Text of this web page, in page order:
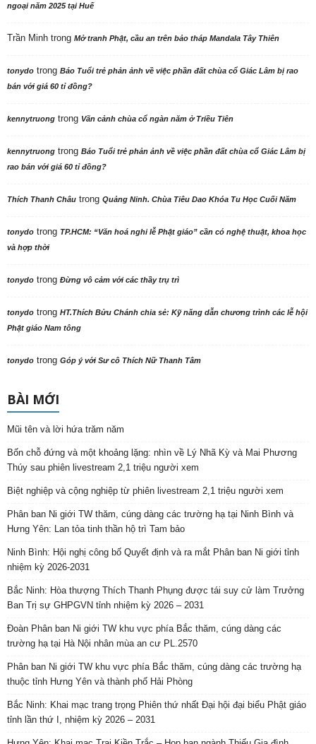
ngoại năm 2025 tại Huế
Trần Minh trong Mở tranh Phật, cầu an trên bảo tháp Mandala Tây Thiên
tonydo trong Báo Tuổi trẻ phản ảnh về việc phần đất chùa cổ Giác Lâm bị rao
bán với giá 60 tỉ đồng?
kennytruong trong Vãn cảnh chùa cổ ngàn năm ở Triều Tiên
kennytruong trong Báo Tuổi trẻ phản ảnh về việc phần đất chùa cổ Giác Lâm bị
rao bán với giá 60 tỉ đồng?
Thích Thanh Châu trong Quảng Ninh. Chùa Tiêu Dao Khóa Tu Học Cuối Năm
tonydo trong TP.HCM: “Văn hoá nghi lễ Phật giáo” cần có nghệ thuật, khoa học
và hợp thời
tonydo trong Đừng vô cảm với các thầy trụ trì
tonydo trong HT.Thích Bửu Chánh chia sẻ: Kỹ năng dẫn chương trình các lễ hội
Phật giáo Nam tông
tonydo trong Góp ý với Sư cô Thích Nữ Thanh Tâm
BÀI MỚI
Mũi tên và lời hứa trăm năm
Bốn chỗ đứng và một khoảng lặng: nhìn về Lý Nhã Kỳ và Mai Phương
Thúy sau phiên livestream 2,1 triệu người xem
Biệt nghiệp và cộng nghiệp từ phiên livestream 2,1 triệu người xem
Phân ban Ni giới TW thăm, cúng dàng các trường hạ tại Ninh Bình và
Hưng Yên: Lan tỏa tinh thần hộ trì Tam bảo
Ninh Bình: Hội nghị công bố Quyết định và ra mắt Phân ban Ni giới tỉnh
nhiệm kỳ 2026-2031
Bắc Ninh: Hòa thượng Thích Thanh Phụng được tái suy cử làm Trưởng
Ban Trị sự GHPGVN tỉnh nhiệm kỳ 2026 – 2031
Đoàn Phân ban Ni giới TW khu vực phía Bắc thăm, cúng dàng các
trường hạ tại Hà Nội nhân mùa an cư PL.2570
Phân ban Ni giới TW khu vực phía Bắc thăm, cúng dàng các trường hạ
thuộc tỉnh Hưng Yên và thành phố Hải Phòng
Bắc Ninh: Khai mạc trang trọng Phiên thứ nhất Đại hội đại biểu Phật giáo
tỉnh lần thứ I, nhiệm kỳ 2026 – 2031